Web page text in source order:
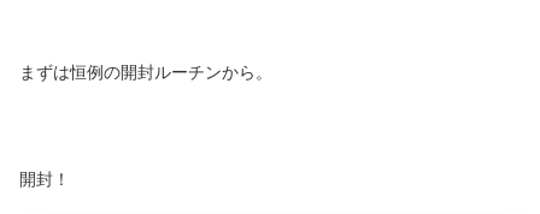
まずは恒例の開封ルーチンから。
開封！